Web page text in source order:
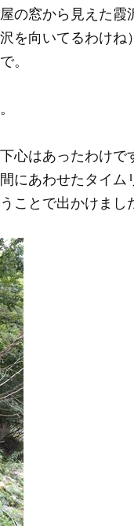
の窓から見えた霞
を向いてるわけね
。
心はあったわけで
にあわせたタイ
ことで出かけまし